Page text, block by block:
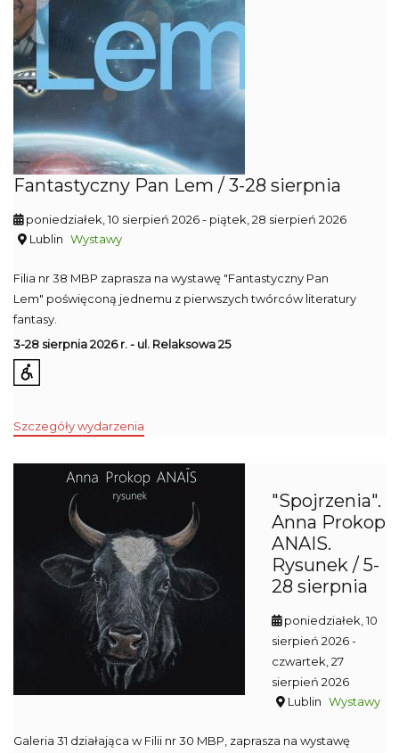
Fantastyczny Pan Lem / 3-28 sierpnia
poniedziałek, 10 sierpień 2026- piątek, 28 sierpień 2026
Lublin Wystawy
Filia nr 38 MBP zaprasza na wystawę "Fantastyczny Pan
Lem" poświęconą jednemu z pierwszych twórców literatury
fantasy.
3-28 sierpnia 2026 r. - ul. Relaksowa 25
Szczegóły wydarzenia
"Spojrzenia".
Anna Prokop
ANAIS.
Rysunek / 5-
28 sierpnia
poniedziałek, 10
sierpień 2026-
czwartek, 27
sierpień 2026
Lublin Wystawy
Galeria 31 działająca w Filii nr 30 MBP, zaprasza na wystawę